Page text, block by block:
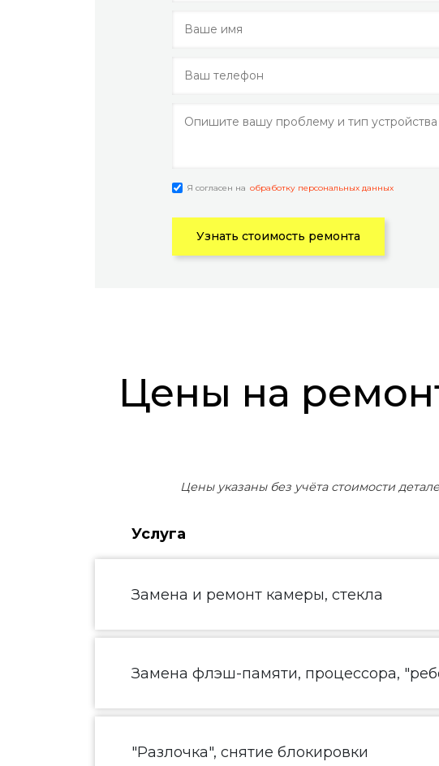
Я согласен на обработку персональных данных
Узнать стоимость ремонта
Цены на ремонт телефонов Redmi Note 3
Цены указаны без учёта стоимости
Услуга
Замена и ремонт камеры, стекла
Замена флэш-памяти, процессора,
"Разлочка", снятие блокировки